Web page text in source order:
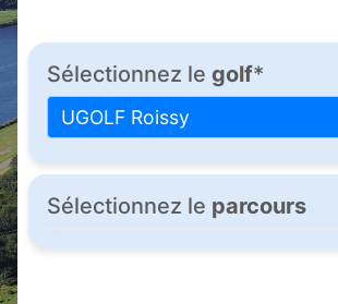
Sélectionnez le golf*
UGOLF Roissy
Sélectionnez le parcours